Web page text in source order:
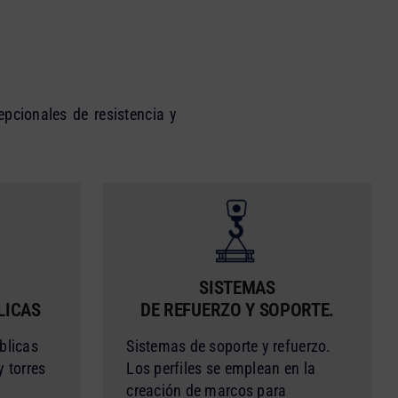
de resistencia y
torres
SISTEMAS
DE REFUERZO Y SOPORTE.
Sistemas de soporte y refuerzo.
Los perfiles se emplean en la
creación de marcos para